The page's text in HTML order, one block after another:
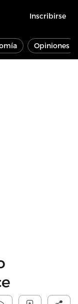
Inscribirse
Opiniones